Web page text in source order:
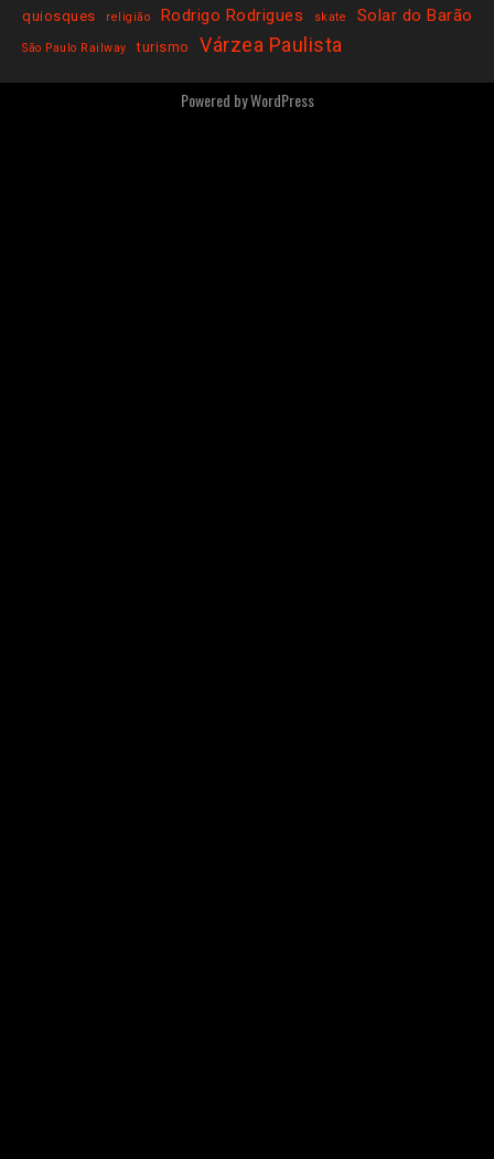
quiosques
religião Rodrigo Rodrigues skate Solar do Barão
São Paulo Railway turismo Várzea Paulista
Powered byWordPress